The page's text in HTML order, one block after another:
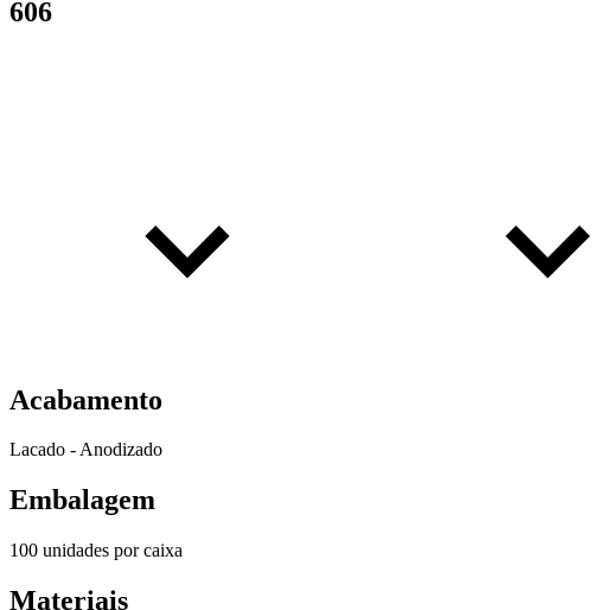
606
Acabamento
Lacado - Anodizado
Embalagem
100 unidades por caixa
Materiais